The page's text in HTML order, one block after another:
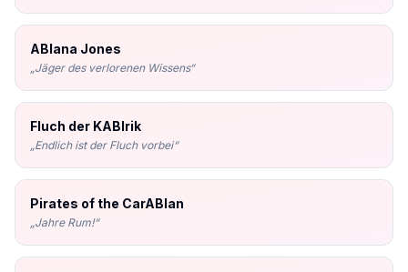
ABIana Jones
„Jäger des verlorenen Wissens“
Fluch der KABIrik
„Endlich ist der Fluch vorbei“
Pirates of the CarABIan
„Jahre Rum!“